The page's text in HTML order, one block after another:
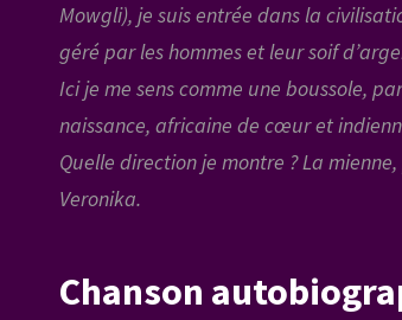
Mowgli), je suis entrée dans la
géré par les hommes et leur soif
Ici je me sens comme une boussole,
naissance, africaine de cœur et
Quelle direction je montre ? La
Veronika.
Chanson